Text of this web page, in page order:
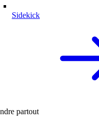
Sidekick
partout